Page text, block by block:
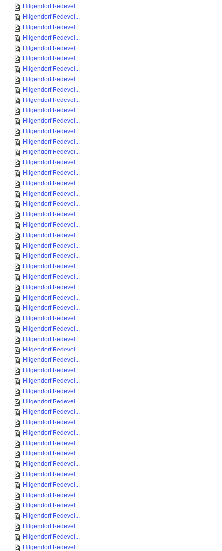
Hilgendorf Redevel...
Hilgendorf Redevel...
Hilgendorf Redevel...
Hilgendorf Redevel...
Hilgendorf Redevel...
Hilgendorf Redevel...
Hilgendorf Redevel...
Hilgendorf Redevel...
Hilgendorf Redevel...
Hilgendorf Redevel...
Hilgendorf Redevel...
Hilgendorf Redevel...
Hilgendorf Redevel...
Hilgendorf Redevel...
Hilgendorf Redevel...
Hilgendorf Redevel...
Hilgendorf Redevel...
Hilgendorf Redevel...
Hilgendorf Redevel...
Hilgendorf Redevel...
Hilgendorf Redevel...
Hilgendorf Redevel...
Hilgendorf Redevel...
Hilgendorf Redevel...
Hilgendorf Redevel...
Hilgendorf Redevel...
Hilgendorf Redevel...
Hilgendorf Redevel...
Hilgendorf Redevel...
Hilgendorf Redevel...
Hilgendorf Redevel...
Hilgendorf Redevel...
Hilgendorf Redevel...
Hilgendorf Redevel...
Hilgendorf Redevel...
Hilgendorf Redevel...
Hilgendorf Redevel...
Hilgendorf Redevel...
Hilgendorf Redevel...
Hilgendorf Redevel...
Hilgendorf Redevel...
Hilgendorf Redevel...
Hilgendorf Redevel...
Hilgendorf Redevel...
Hilgendorf Redevel...
Hilgendorf Redevel...
Hilgendorf Redevel...
Hilgendorf Redevel...
Hilgendorf Redevel...
Hilgendorf Redevel...
Hilgendorf Redevel...
Hilgendorf Redevel...
Hilgendorf Redevel...